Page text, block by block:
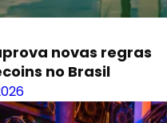
novas regras
no Brasil